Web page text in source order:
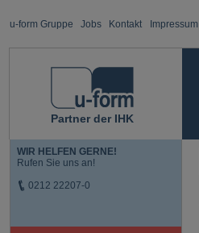
u-form Gruppe Jobs Kontakt Impressum
Partner der IHK
WIR HELFEN GERNE!
Rufen Sie uns an!
0212 22207-0